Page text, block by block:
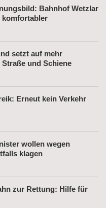
Bahnhof Wetzlar
komfortabler
setzt auf mehr
und Schiene
Erneut kein Verkehr
wollen wegen
klagen
zur Rettung: Hilfe für